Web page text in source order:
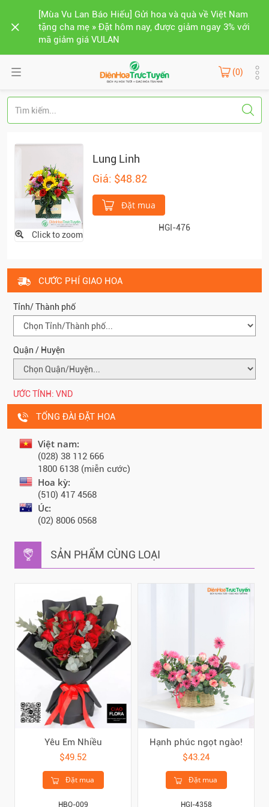
[Mùa Vu Lan Báo Hiếu] Gửi hoa và quà về Việt Nam
tặng cha mẹ » Đặt hôm nay, được giảm ngay 3% với
mã giảm giá VULAN
(0)
Click to zoom
Lung Linh
Giá: $48.82
Đặt mua
HGI-476
CƯỚC PHÍ GIAO HOA
Tỉnh/ Thành phố
Quận / Huyện
ƯỚC TÍNH: VND
TỔNG ĐÀI ĐẶT HOA
Việt nam:
(028) 38 112 666
1800 6138 (miễn cước)
Hoa kỳ:
(510) 417 4568
Úc:
(02) 8006 0568
SẢN PHẨM CÙNG LOẠI
Yêu Em Nhiều
$49.52
Đặt mua
HBO-009
Hạnh phúc ngọt ngào!
$43.24
Đặt mua
HGI-4358